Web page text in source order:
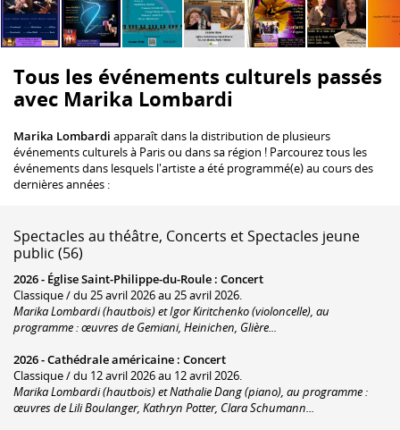
Tous les événements culturels passés
avec Marika Lombardi
Marika Lombardi apparaît dans la distribution de plusieurs
événements culturels à Paris ou dans sa région ! Parcourez tous les
événements dans lesquels l'artiste a été programmé(e) au cours des
dernières années :
Spectacles au théâtre, Concerts et Spectacles jeune
public (56)
2026 - Église Saint-Philippe-du-Roule : Concert
Classique / du 25 avril 2026 au 25 avril 2026.
Marika Lombardi (hautbois) et Igor Kiritchenko (violoncelle), au
programme : œuvres de Gemiani, Heinichen, Glière...
2026 -Cathédrale américaine : Concert
Classique / du 12 avril 2026 au 12 avril 2026.
Marika Lombardi (hautbois) et Nathalie Dang (piano), au programme :
œuvres de Lili Boulanger, Kathryn Potter, Clara Schumann...